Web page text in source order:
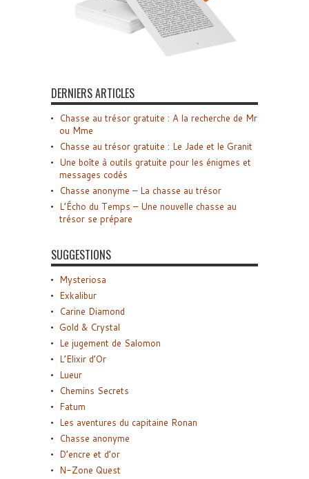
DERNIERS ARTICLES
Chasse au trésor gratuite : A la recherche de Mr
ou Mme
Chasse au trésor gratuite : Le Jade et le Granit
Une boîte à outils gratuite pour les énigmes et
messages codés
Chasse anonyme – La chasse au trésor
L’Écho du Temps – Une nouvelle chasse au
trésor se prépare
SUGGESTIONS
Mysteriosa
Exkalibur
Carine Diamond
Gold & Crystal
Le jugement de Salomon
L’Elixir d’Or
Lueur
Chemins Secrets
Fatum
Les aventures du capitaine Ronan
Chasse anonyme
D’encre et d’or
N-Zone Quest